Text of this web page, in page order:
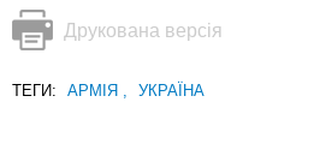
Друкована версія
ТЕГИ: АРМІЯ , УКРАЇНА